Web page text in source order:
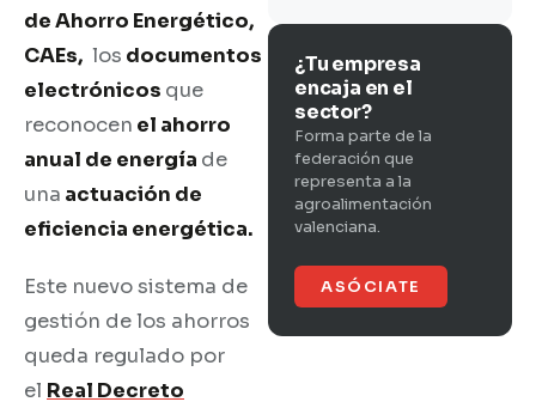
de Ahorro Energético,
CAEs, los documentos
electrónicos que
reconocen el ahorro
anual de energía de
una actuación de
eficiencia energética.
Este nuevo sistema de
gestión de los ahorros
queda regulado por
el Real Decreto
¿Tu empresa
encaja en el
sector?
Forma parte de la
federación que
representa a la
agroalimentación
valenciana.
ASÓCIATE